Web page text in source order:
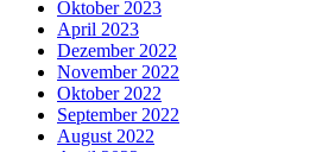
Oktober 2023
April 2023
Dezember 2022
November 2022
Oktober 2022
September 2022
August 2022